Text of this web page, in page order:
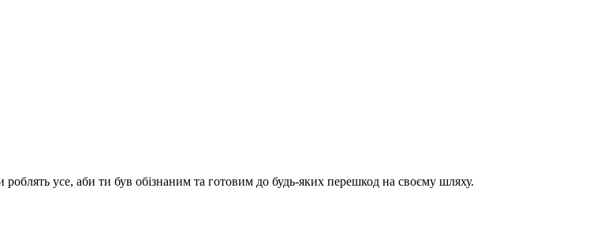
усе, аби ти був обізнаним та готовим до будь-яких перешкод на своєму шляху.